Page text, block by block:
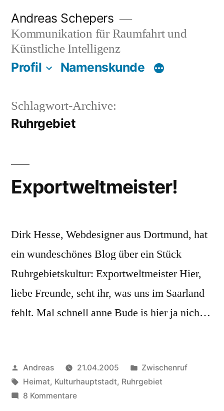
Inhalt
springen
Andreas Schepers
Kommunikation für Raumfahrt und
Künstliche Intelligenz
Profil Namenskunde
Schlagwort-Archive:
Ruhrgebiet
Exportweltmeister!
Dirk Hesse, Webdesigner aus Dortmund, hat
ein wundeschönes Blog über ein Stück
Ruhrgebietskultur: Exportweltmeister Hier,
liebe Freunde, seht ihr, was uns im Saarland
fehlt. Mal schnell anne Bude is hier ja nich…
Veröffentlicht
von
Andreas 21.04.2005
Veröffentlicht
in
Zwischenruf
Schlagwörter:
Heimat, Kulturhauptstadt, Ruhrgebiet
8 Kommentarezu